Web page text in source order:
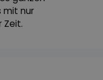
mit nur
Zeit.